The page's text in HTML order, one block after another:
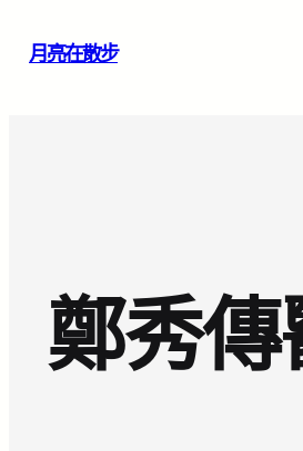
月亮在散步
鄭秀